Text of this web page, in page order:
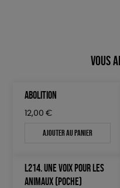
Vous
ABOLITION
12,00 €
Ajouter au panier
L214. UNE VOIX POUR LES
ANIMAUX (POCHE)